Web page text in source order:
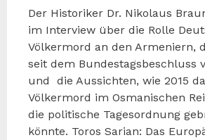
Der Historiker Dr. Nikolaus
im Interview über die Rolle
Völkermord an den Armeniern,
seit dem Bundestagsbeschluss
und die Aussichten, wie 2015
Völkermord im Osmanischen
die politische Tagesordnung
könnte. Toros Sarian: Das